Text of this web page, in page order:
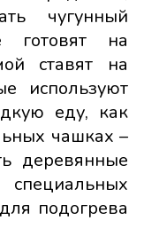
чугунный
готовят на
ставят на
используют
еду, как
чашках –
деревянные
подогрева